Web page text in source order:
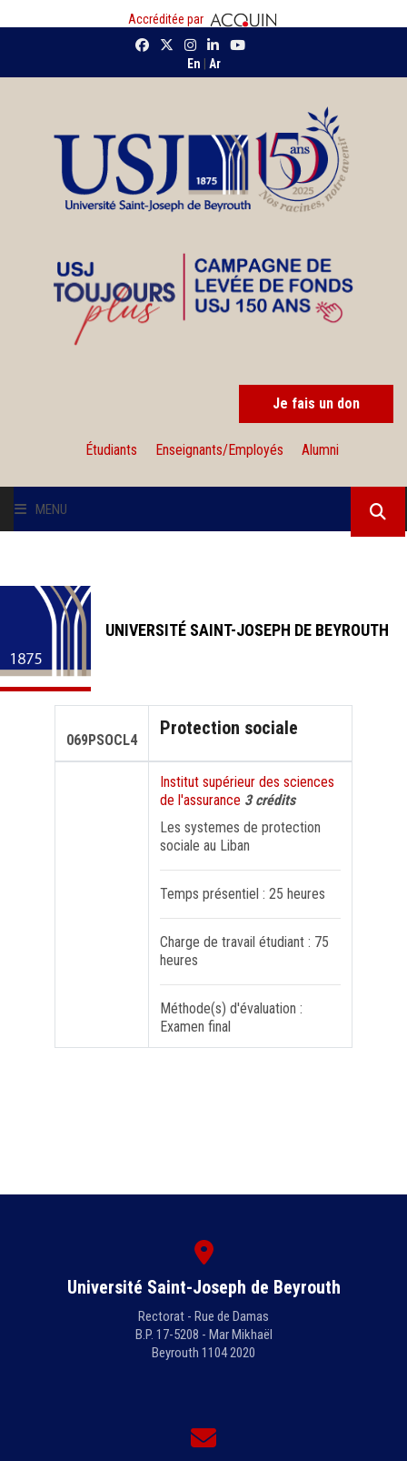
Accréditée par
En Ar
Je fais un don
Étudiants Enseignants/Employés Alumni
MENU
INSTITUTIONS
ADMISSION
RECHERCHE
INTERNATIONAL
UNIVERSITÉ SAINT-JOSEPH DE BEYROUTH
069PSOCL4
Protection sociale
Institut supérieur des sciences
de l'assurance 3 crédits
Les systemes de protection
sociale au Liban
Temps présentiel : 25 heures
Charge de travail étudiant : 75
heures
Méthode(s) d'évaluation :
Examen final
Université Saint-Joseph de Beyrouth
Rectorat - Rue de Damas
B.P. 17-5208 - Mar Mikhaël
Beyrouth 1104 2020